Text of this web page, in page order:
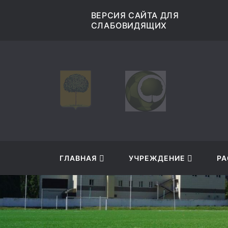
ВЕРСИЯ САЙТА ДЛЯ
СЛАБОВИДЯЩИХ
ГЛАВНАЯ УЧРЕЖДЕНИЕ